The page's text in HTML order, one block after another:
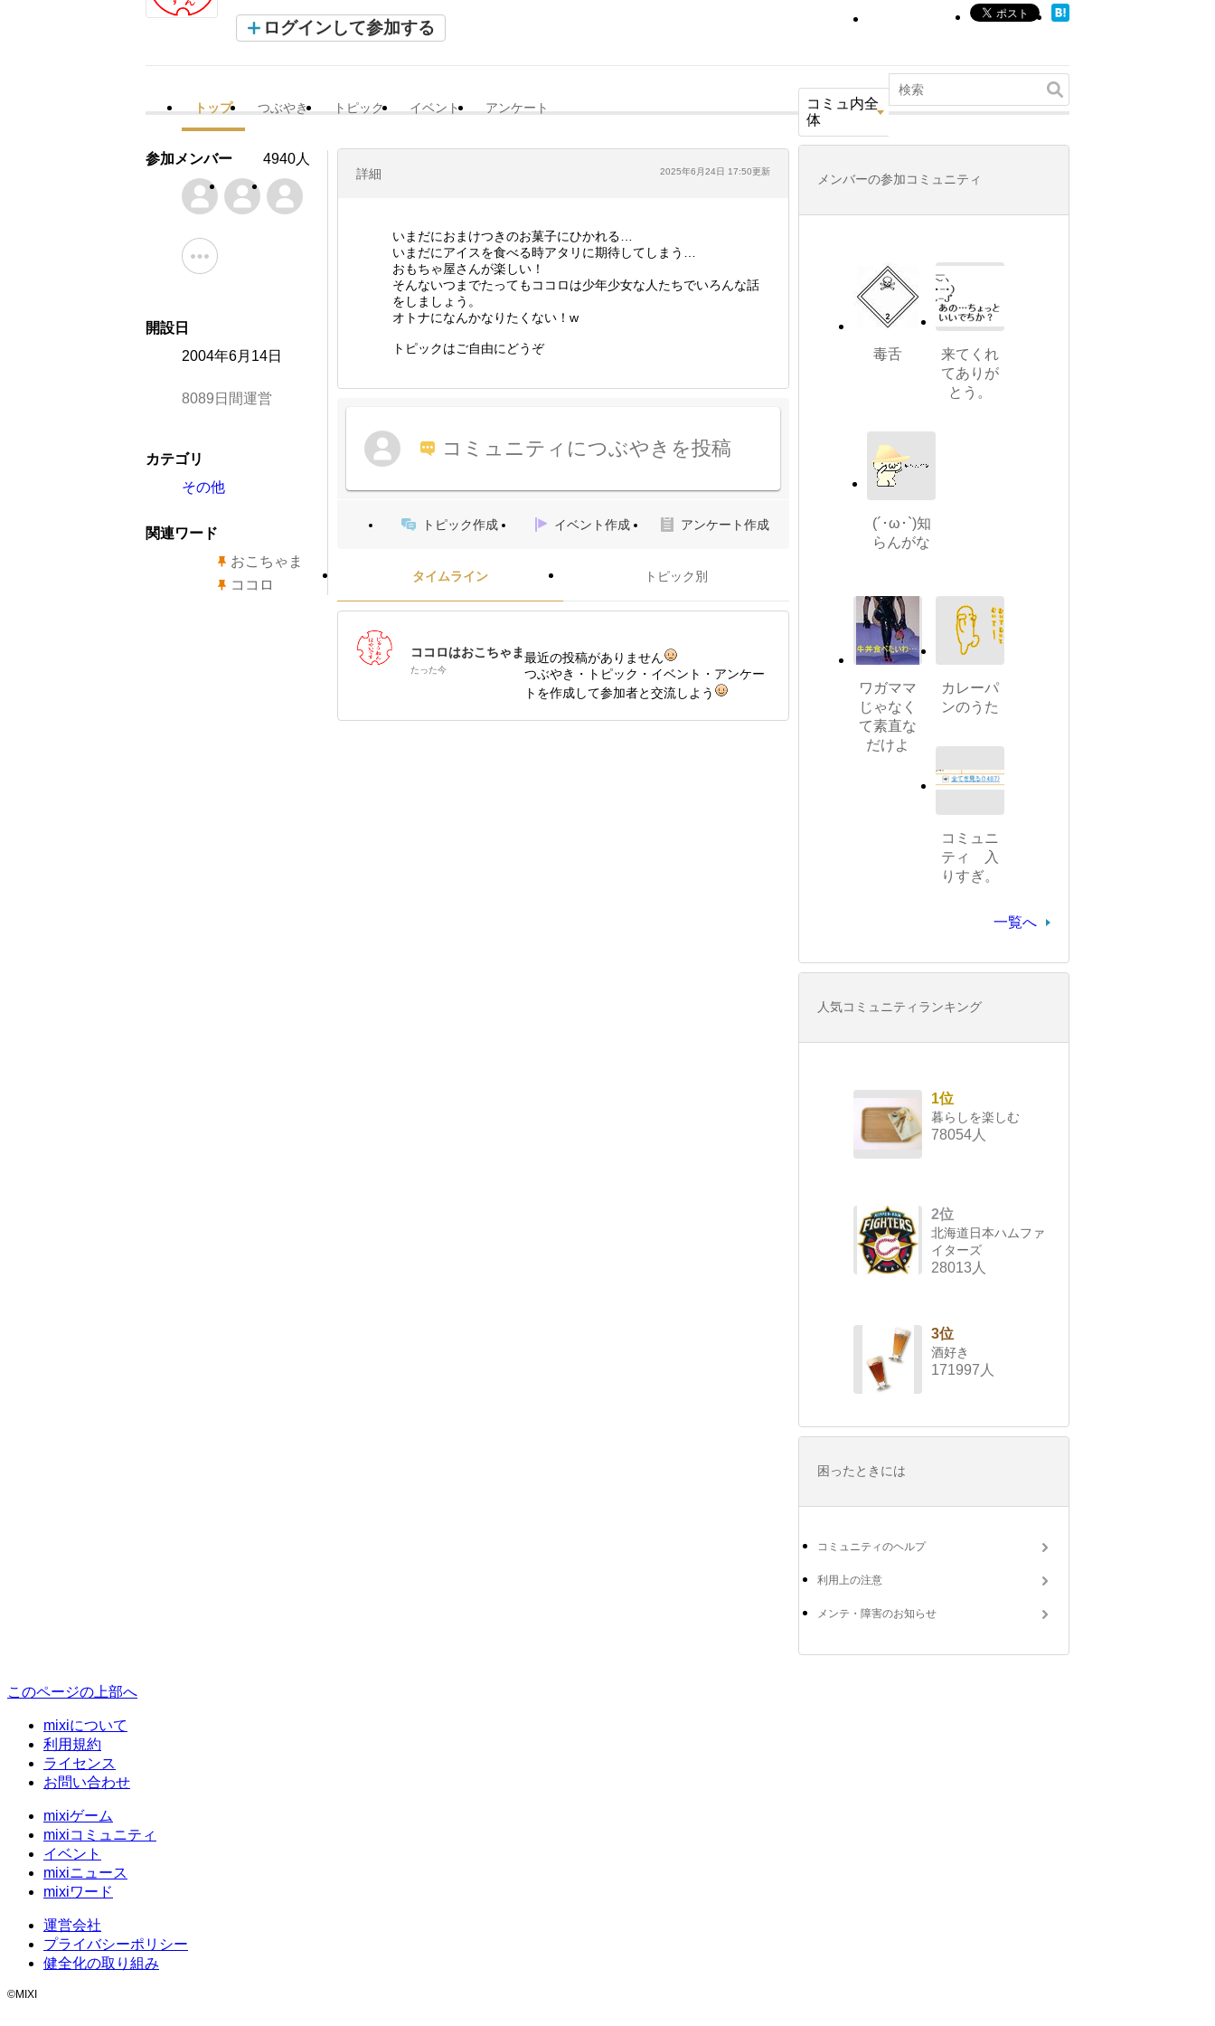
ログインして参加する
トップ つぶやき トピック イベント アンケート
コミュ内全
体
詳細 2025年6月24日 17:50更新
いまだにおまけつきのお菓子にひかれる…
いまだにアイスを食べる時アタリに期待してしまう…
おもちゃ屋さんが楽しい！
そんないつまでたってもココロは少年少女な人たちでいろんな話
をしましょう。
オトナになんかなりたくない！w
トピックはご自由にどうぞ
コミュニティにつぶやきを投稿
トピック作成 イベント作成 アンケート作成
タイムライン トピック別
ココロはおこちゃま
たった今
最近の投稿がありません
つぶやき・トピック・イベント・アンケー
トを作成して参加者と交流しよう
参加メンバー 4940人
開設日
2004年6月14日
8089日間運営
カテゴリ
その他
関連ワード
おこちゃま
ココロ
メンバーの参加コミュニティ
毒舌
来てくれ
てありが
とう。
(´･ω･`)知
らんがな
ワガママ
じゃなく
て素直な
だけよ
カレーパ
ンのうた
コミュニ
ティ 入
りすぎ。
一覧へ
人気コミュニティランキング
1位
暮らしを楽しむ
78054人
2位
北海道日本ハムファ
イターズ
28013人
3位
酒好き
171997人
困ったときには
コミュニティのヘルプ
利用上の注意
メンテ・障害のお知らせ
このページの上部へ
mixiについて
利用規約
ライセンス
お問い合わせ
mixiゲーム
mixiコミュニティ
イベント
mixiニュース
mixiワード
運営会社
プライバシーポリシー
健全化の取り組み
©MIXI